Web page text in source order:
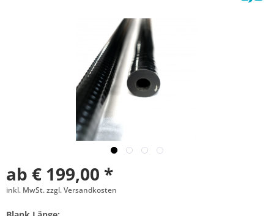
ab € 199,00 *
inkl. MwSt. zzgl. Versandkosten